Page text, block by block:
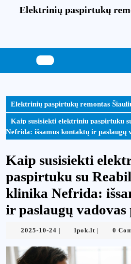
Elektrinių paspirtukų
Elektrinių paspirtukų remontas
Kaip susisiekti elektriniu paspirtuku
Nefrida: išsamus kontaktų ir paslaugų
Kaip susisiekti
paspirtuku su
klinika Nefrida:
ir paslaugų vadovas
2025-10-24 2025-
24
lpok.lt lpok.lt0